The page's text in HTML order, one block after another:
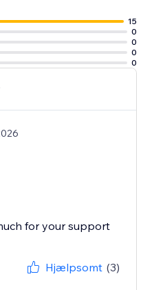
15
0
0
0
0
for your support
Hjælpsomt (3)